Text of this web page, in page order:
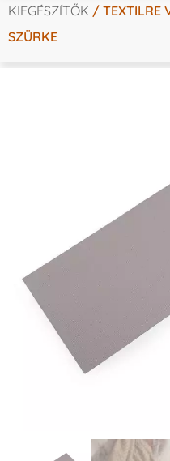
KIEGÉSZÍTŐK / TEXTILRE
SZÜRKE